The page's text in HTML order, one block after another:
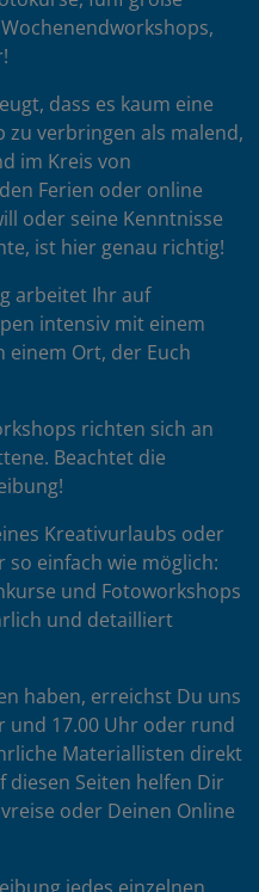
dass es kaum eine
verbringen als malend,
im Kreis von
Ferien oder online
oder seine Kenntnisse
ist hier genau richtig!
arbeitet Ihr auf
intensiv mit einem
einem Ort, der Euch
richten sich an
Beachtet die
Kreativurlaubs oder
so einfach wie möglich:
und Fotoworkshops
und detailliert
haben, erreichst Du uns
und 17.00 Uhr oder rund
Materiallisten direkt
diesen Seiten helfen Dir
oder Deinen Online